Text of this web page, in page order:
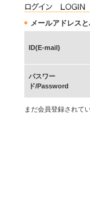
メールアドレス
ID(E-mail)
パスワー
ド/Password
まだ会員登録されて